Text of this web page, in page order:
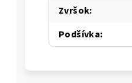
Zvršok:
Podšívka: